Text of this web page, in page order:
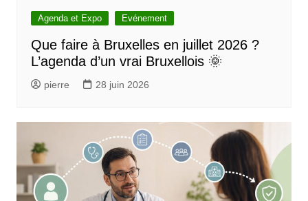
Agenda et Expo Evénement
Que faire à Bruxelles en juillet 2026 ?
L’agenda d’un vrai Bruxellois 🌞
pierre 28 juin 2026